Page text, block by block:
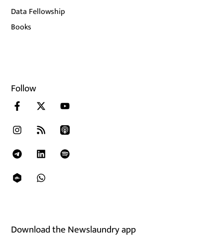
Data Fellowship
Books
Follow
Download the Newslaundry app